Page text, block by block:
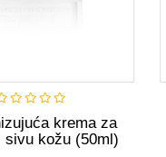
krema za
sivu kožu (50ml)